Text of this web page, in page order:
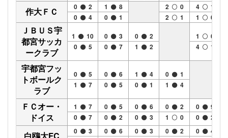
作大ＦＣ 0
2
0
4
1
8
0
1
2
0
2
1
4
1
1
0
ＪＢＵＳ宇
都宮サッカ
ークラブ
1
10
0
5
0
3
0
7
0
2
1
2
1
0
4
1
宇都宮フッ
トボールク
ラブ
0
5
1
7
0
6
0
5
1
4
0
1
0
1
1
4
ＦＣオー・
ドイス
1
7
0
7
0
5
0
2
0
6
0
3
0
2
1
0
0
9
0
2
白鴎大FC 0
3
0
6
0
3
0
2
0
4